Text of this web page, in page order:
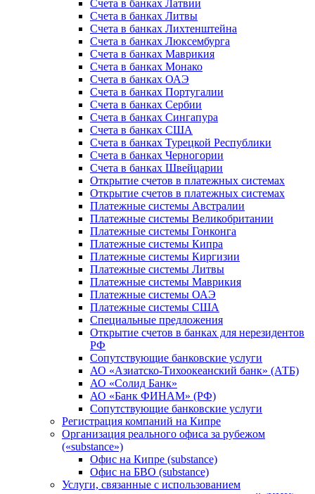
Счета в банках Латвии
Счета в банках Литвы
Счета в банках Лихтенштейна
Счета в банках Люксембурга
Счета в банках Маврикия
Счета в банках Монако
Счета в банках ОАЭ
Счета в банках Португалии
Счета в банках Сербии
Счета в банках Сингапура
Счета в банках США
Счета в банках Турецкой Республики
Счета в банках Черногории
Счета в банках Швейцарии
Открытие счетов в платежных системах
Открытие счетов в платежных системах
Платежные системы Австралии
Платежные системы Великобритании
Платежные системы Гонконга
Платежные системы Кипра
Платежные системы Киргизии
Платежные системы Литвы
Платежные системы Маврикия
Платежные системы ОАЭ
Платежные системы США
Специальные предложения
Открытие счетов в банках для нерезидентов
РФ
Сопутствующие банковские услуги
АО «Азиатско-Тихоокеанский банк» (АТБ)
АО «Солид Банк»
АО «Банк ФИНАМ» (РФ)
Сопутствующие банковские услуги
Регистрация компаний на Кипре
Организация реального офиса за рубежом
(«substance»)
Офис на Кипре (substance)
Офис на БВО (substance)
Услуги, связанные с использованием